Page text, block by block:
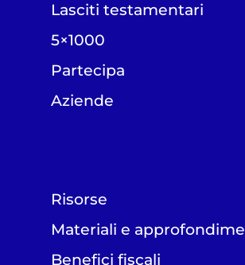
Lasciti testamentari
5×1000
Partecipa
Aziende
Risorse
Materiali e
Benefici fiscali